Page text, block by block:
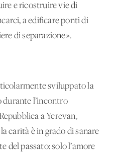
e ricostruire vie di
a edificare ponti di
di separazione».
sviluppato la
durante l’incontro
a Yerevan,
carità è in grado di sanare
del passato: solo l’amore